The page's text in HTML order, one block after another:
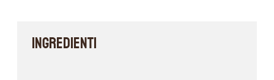
INGREDIENTI